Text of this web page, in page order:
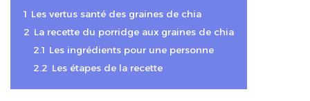
1 Les vertus santé des graines de chia
2 La recette du porridge aux graines de chia
2.1 Les ingrédients pour une personne
2.2 Les étapes de la recette